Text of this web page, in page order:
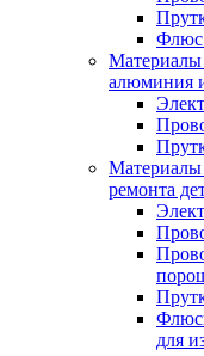
Флюс
Материалы
алюминия
Материалы
ремонта
для